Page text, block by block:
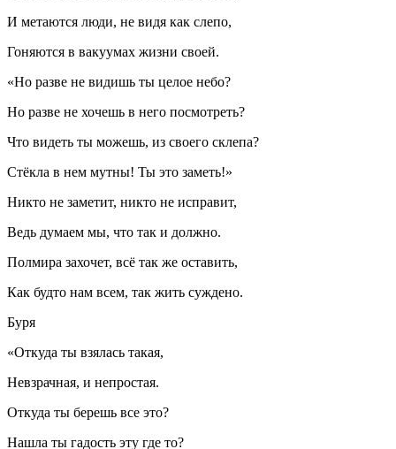
И метаются люди, не видя как слепо,
Гоняются в вакуумах жизни своей.
«Но разве не видишь ты целое небо?
Но разве не хочешь в него посмотреть?
Что видеть ты можешь, из своего склепа?
Стёкла в нем мутны! Ты это заметь!»
Никто не заметит, никто не исправит,
Ведь думаем мы, что так и должно.
Полмира захочет, всё так же оставить,
Как будто нам всем, так жить суждено.
Буря
«Откуда ты взялась такая,
Невзрачная, и непростая.
Откуда ты берешь все это?
Нашла ты гадость эту где то?